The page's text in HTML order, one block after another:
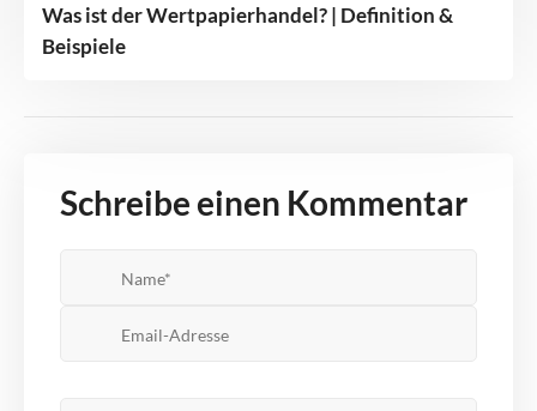
Was ist der Wertpapierhandel? | Definition &
Beispiele
Schreibe einen Kommentar